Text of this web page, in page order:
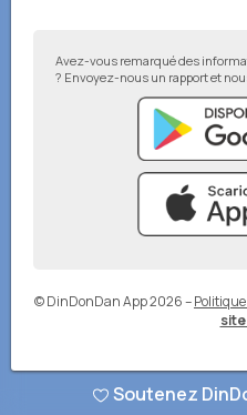
Avez-vous remarqué des
? Envoyez-nous un rapport et
© DinDonDan App 2026–
Soutenez